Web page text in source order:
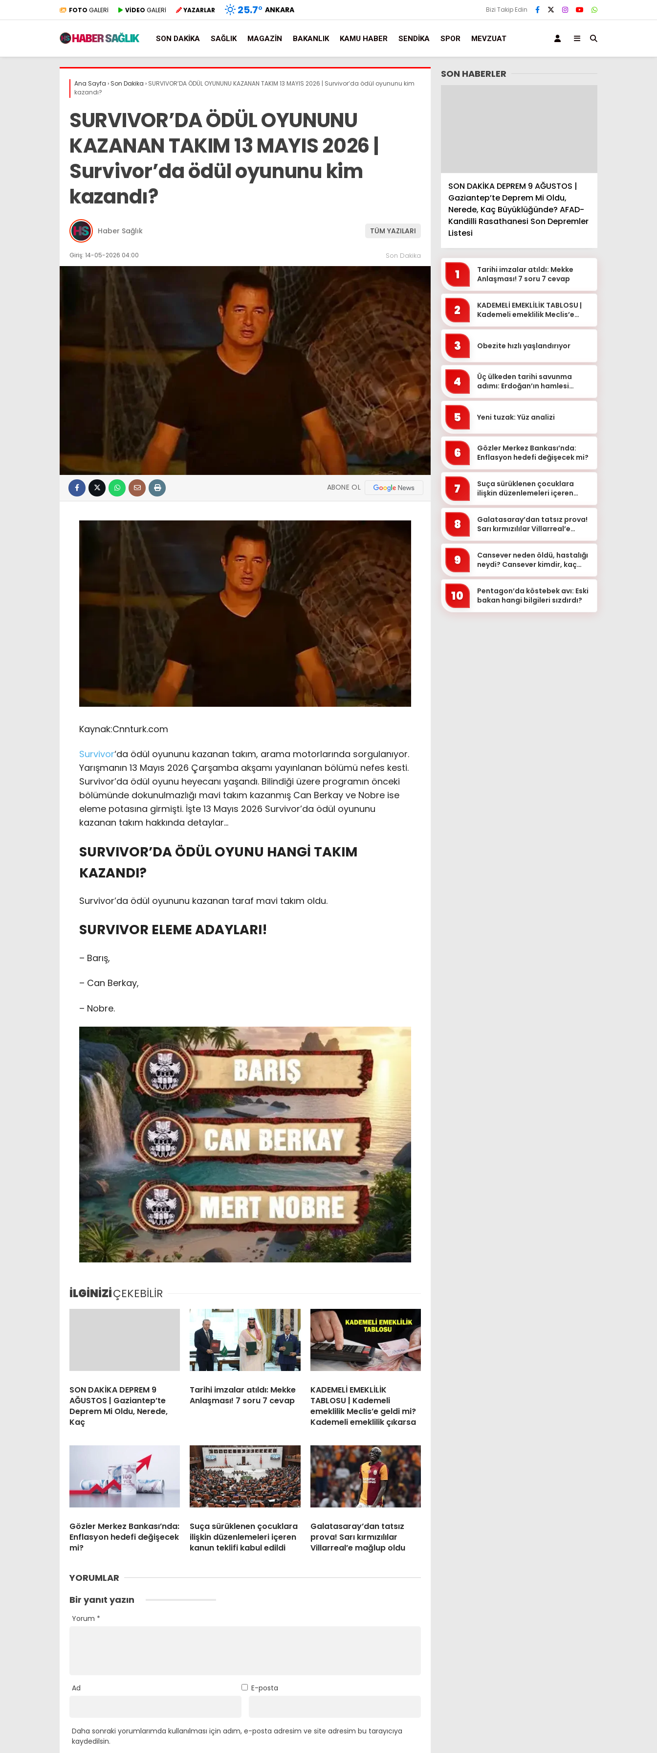
FOTO GALERİ VİDEO GALERİ YAZARLAR 25.7° ANKARA Bizi Takip Edin
SON DAKIKA SAĞLIK MAGAZIN BAKANLIK KAMU HABER SENDIKA SPOR MEVZUAT
Ana Sayfa › Son Dakika › SURVIVOR’DA ÖDÜL OYUNUNU KAZANAN TAKIM 13 MAYIS 2026 | Survivor’da ödül oyununu kim
kazandı?
SURVIVOR’DA ÖDÜL OYUNUNU
KAZANAN TAKIM 13 MAYIS 2026 |
Survivor’da ödül oyununu kim
kazandı?
Haber Sağlık TÜM YAZILARI
Giriş: 14-05-2026 04:00 Son Dakika
ABONE OL
Kaynak:Cnnturk.com
Survivor‘da ödül oyununu kazanan takım, arama motorlarında sorgulanıyor.
Yarışmanın 13 Mayıs 2026 Çarşamba akşamı yayınlanan bölümü nefes kesti.
Survivor’da ödül oyunu heyecanı yaşandı. Bilindiği üzere programın önceki
bölümünde dokunulmazlığı mavi takım kazanmış Can Berkay ve Nobre ise
eleme potasına girmişti. İşte 13 Mayıs 2026 Survivor’da ödül oyununu
kazanan takım hakkında detaylar…
SURVIVOR’DA ÖDÜL OYUNU HANGİ TAKIM
KAZANDI?
Survivor’da ödül oyununu kazanan taraf mavi takım oldu.
SURVIVOR ELEME ADAYLARI!
– Barış,
– Can Berkay,
– Nobre.
İLGİNİZİÇEKEBİLİR
SON DAKİKA DEPREM 9
AĞUSTOS | Gaziantep’te
Deprem Mi Oldu, Nerede,
Kaç
Tarihi imzalar atıldı: Mekke
Anlaşması! 7 soru 7 cevap
KADEMELİ EMEKLİLİK
TABLOSU | Kademeli
emeklilik Meclis’e geldi mi?
Kademeli emeklilik çıkarsa
Gözler Merkez Bankası’nda:
Enflasyon hedefi değişecek
mi?
Suça sürüklenen çocuklara
ilişkin düzenlemeleri içeren
kanun teklifi kabul edildi
Galatasaray’dan tatsız
prova! Sarı kırmızılılar
Villarreal’e mağlup oldu
YORUMLAR
Bir yanıt yazın
Yorum *
Ad E-posta
Daha sonraki yorumlarımda kullanılması için adım, e-posta adresim ve site adresim bu tarayıcıya
kaydedilsin.
SON HABERLER
SON DAKİKA DEPREM 9 AĞUSTOS |
Gaziantep’te Deprem Mi Oldu,
Nerede, Kaç Büyüklüğünde? AFAD-
Kandilli Rasathanesi Son Depremler
Listesi
1
Tarihi imzalar atıldı: Mekke
Anlaşması! 7 soru 7 cevap
2
KADEMELİ EMEKLİLİK TABLOSU |
Kademeli emeklilik Meclis’e
3 Obezite hızlı yaşlandırıyor
4
Üç ülkeden tarihi savunma
adımı: Erdoğan’ın hamlesi
5 Yeni tuzak: Yüz analizi
6
Gözler Merkez Bankası’nda:
Enflasyon hedefi değişecek mi?
7
Suça sürüklenen çocuklara
ilişkin düzenlemeleri içeren
8
Galatasaray’dan tatsız prova!
Sarı kırmızılılar Villarreal’e
9
Cansever neden öldü, hastalığı
neydi? Cansever kimdir, kaç
10
Pentagon’da köstebek avı: Eski
bakan hangi bilgileri sızdırdı?